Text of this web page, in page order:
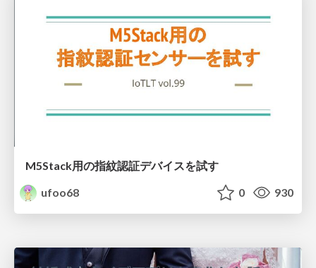
M5Stack用の指紋認証デバイスを試す
ufoo68
0 930